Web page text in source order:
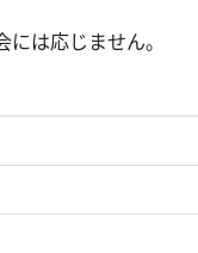
は応じません。